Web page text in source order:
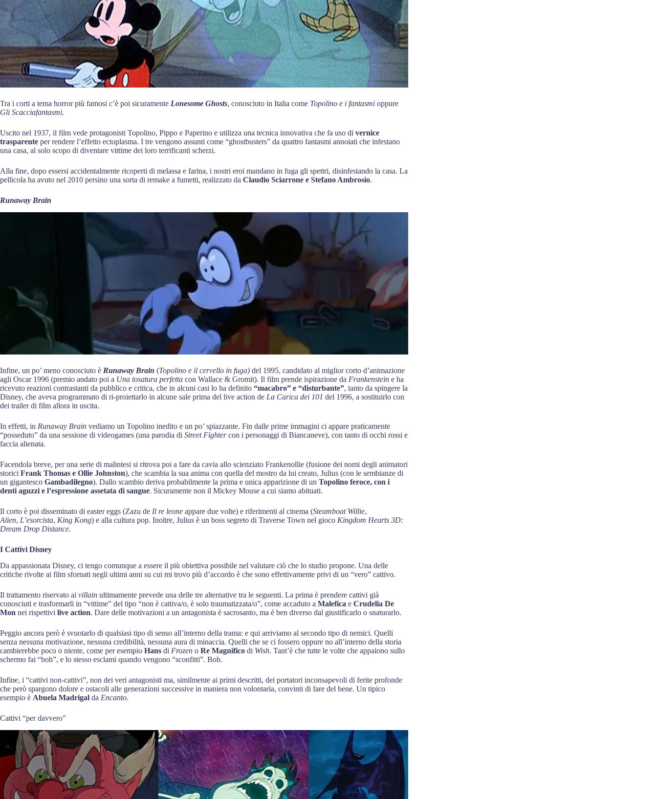
Tra i corti a tema horror più famosi c’è poi sicuramente Lonesome Ghosts, conosciuto in Italia come Topolino e i fantasmi oppure
Gli Scacciafantasmi.
Uscito nel 1937, il film vede protagonisti Topolino, Pippo e Paperino e utilizza una tecnica innovativa che fa uso di vernice
trasparente per rendere l’effetto ectoplasma. I tre vengono assunti come “ghostbusters” da quattro fantasmi annoiati che infestano
una casa, al solo scopo di diventare vittime dei loro terrificanti scherzi.
Alla fine, dopo essersi accidentalmente ricoperti di melassa e farina, i nostri eroi mandano in fuga gli spettri, disinfestando la casa. La
pellicola ha avuto nel 2010 persino una sorta di remake a fumetti, realizzato da Claudio Sciarrone e Stefano Ambrosio.
Runaway Brain
Infine, un po’ meno conosciuto è Runaway Brain (Topolino e il cervello in fuga) del 1995, candidato al miglior corto d’animazione
agli Oscar 1996 (premio andato poi a Una tosatura perfetta con Wallace & Gromit). Il film prende ispirazione da Frankenstein e ha
ricevuto reazioni contrastanti da pubblico e critica, che in alcuni casi lo ha definito “macabro” e “disturbante”, tanto da spingere la
Disney, che aveva programmato di ri-proiettarlo in alcune sale prima del live action de La Carica dei 101 del 1996, a sostituirlo con
dei trailer di film allora in uscita.
In effetti, in Runaway Brain vediamo un Topolino inedito e un po’ spiazzante. Fin dalle prime immagini ci appare praticamente
“posseduto” da una sessione di videogames (una parodia di Street Fightercon i personaggi di Biancaneve), con tanto di occhi rossi e
faccia alienata.
Facendola breve, per una serie di malintesi si ritrova poi a fare da cavia allo scienziato Frankenollie (fusione dei nomi degli animatori
storici Frank Thomas e Ollie Johnston), che scambia la sua anima con quella del mostro da lui creato, Julius (con le sembianze di
un gigantesco Gambadilegno). Dallo scambio deriva probabilmente la prima e unica apparizione di un Topolino feroce, con i
denti aguzzi e l’espressione assetata di sangue. Sicuramente non il Mickey Mouse a cui siamo abituati.
Il corto è poi disseminato di easter eggs (Zazu de Il re leone appare due volte) e riferimenti al cinema (Steamboat Willie,
Alien, L’esorcista, King Kong) e alla cultura pop. Inoltre, Julius è un boss segreto di Traverse Town nel gioco Kingdom Hearts 3D:
Dream Drop Distance.
I Cattivi Disney
Da appassionata Disney, ci tengo comunque a essere il più obiettiva possibile nel valutare ciò che lo studio propone. Una delle
critiche rivolte ai film sfornati negli ultimi anni su cui mi trovo più d’accordo è che sono effettivamente privi di un “vero” cattivo.
Il trattamento riservato ai villain ultimamente prevede una delle tre alternative tra le seguenti. La prima è prendere cattivi già
conosciuti e trasformarli in “vittime” del tipo “non è cattiva/o, è solo traumatizzata/o”, come accaduto a Malefica e Crudelia De
Mon nei rispettivi live action. Dare delle motivazioni a un antagonista è sacrosanto, ma è ben diverso dal giustificarlo o snaturarlo.
Peggio ancora però è svuotarlo di qualsiasi tipo di senso all’interno della trama: e qui arriviamo al secondo tipo di nemici. Quelli
senza nessuna motivazione, nessuna credibilità, nessuna aura di minaccia. Quelli che se ci fossero oppure no all’interno della storia
cambierebbe poco o niente, come per esempio Hans di Frozen o Re Magnifico di Wish. Tant’è che tutte le volte che appaiono sullo
schermo fai “boh”, e lo stesso esclami quando vengono “sconfitti”. Boh.
Infine, i “cattivi non-cattivi”, non dei veri antagonisti ma, similmente ai primi descritti, dei portatori inconsapevoli di ferite profonde
che però spargono dolore e ostacoli alle generazioni successive in maniera non volontaria, convinti di fare del bene. Un tipico
esempio è Abuela Madrigal da Encanto.
Cattivi “per davvero”